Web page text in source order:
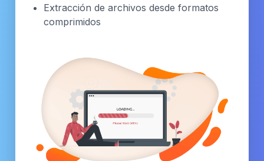
Extracción de archivos desde formatos
comprimidos